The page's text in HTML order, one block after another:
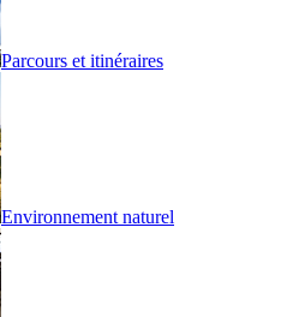
Parcours et itinéraires
Environnement naturel